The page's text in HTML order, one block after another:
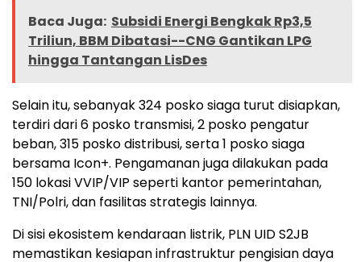
Baca Juga: Subsidi Energi Bengkak Rp3,5
Triliun, BBM Dibatasi--CNG Gantikan LPG
hingga Tantangan LisDes
Selain itu, sebanyak 324 posko siaga turut disiapkan,
terdiri dari 6 posko transmisi, 2 posko pengatur
beban, 315 posko distribusi, serta 1 posko siaga
bersama Icon+. Pengamanan juga dilakukan pada
150 lokasi VVIP/VIP seperti kantor pemerintahan,
TNI/Polri, dan fasilitas strategis lainnya.
Di sisi ekosistem kendaraan listrik, PLN UID S2JB
memastikan kesiapan infrastruktur pengisian daya